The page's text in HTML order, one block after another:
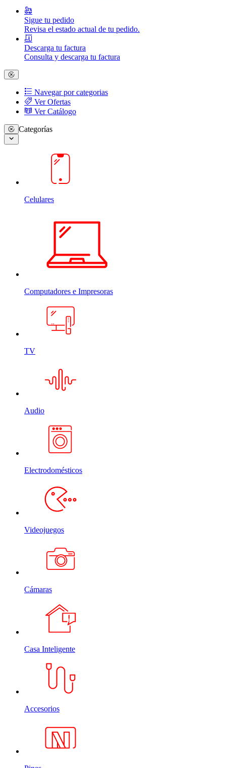
Sigue tu pedido
Revisa el estado actual de tu pedido.
Descarga tu factura
Consulta y descarga tu factura
Navegar por categorias
Ver Ofertas
Ver Catálogo
Categorías
Celulares
Computadores e Impresoras
TV
Audio
Electrodomésticos
Videojuegos
Cámaras
Casa Inteligente
Accesorios